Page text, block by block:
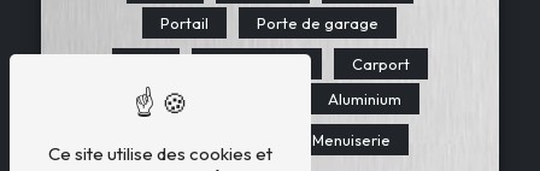
Portail
Porte de garage
Carport
Fenêtres aluminium
Aluminium
Menuiserie
Ce site utilise des cookies et